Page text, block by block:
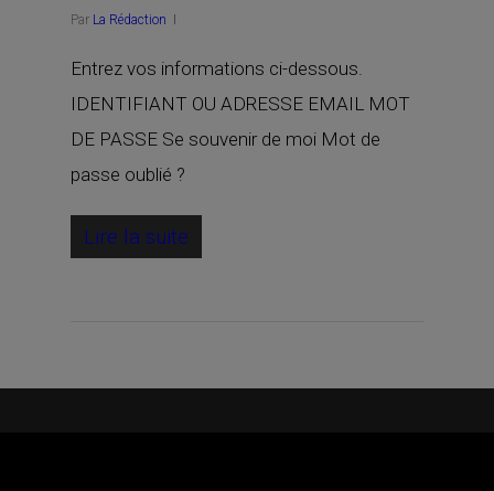
Par La Rédaction
Entrez vos informations ci-dessous.
IDENTIFIANT OU ADRESSE EMAIL MOT
DE PASSE Se souvenir de moi Mot de
passe oublié ?
Lire la suite